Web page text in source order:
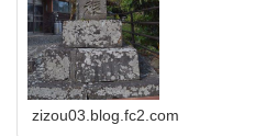
zizou03.blog.fc2.com